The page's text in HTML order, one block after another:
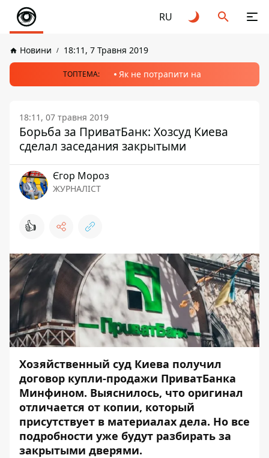
RU
Новини 18:11, 7 Травня 2019
ТОПТЕМА: Як не потрапити на
18:11, 07 травня 2019
Борьба за ПриватБанк: Хозсуд Киева
сделал заседания закрытыми
Єгор Мороз
ЖУРНАЛІСТ
👍
Хозяйственный суд Киева получил
договор купли-продажи ПриватБанка
Минфином. Выяснилось, что оригинал
отличается от копии, который
присутствует в материалах дела. Но все
подробности уже будут разбирать за
закрытыми дверями.